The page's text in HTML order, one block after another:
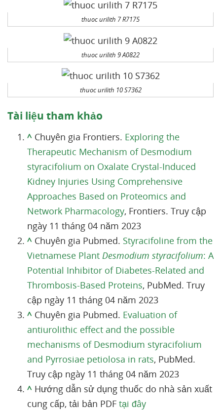
thuoc urilith 7 R7175
thuoc urilith 9 A0822
thuoc urilith 10 S7362
Tài liệu tham khảo
^ Chuyên gia Frontiers. Exploring the
Therapeutic Mechanism of Desmodium
styracifolium on Oxalate Crystal-Induced
Kidney Injuries Using Comprehensive
Approaches Based on Proteomics and
Network Pharmacology, Frontiers. Truy cập
ngày 11 tháng 04 năm 2023
^ Chuyên gia Pubmed. Styracifoline from the
Vietnamese Plant Desmodium styracifolium: A
Potential Inhibitor of Diabetes-Related and
Thrombosis-Based Proteins, PubMed. Truy
cập ngày 11 tháng 04 năm 2023
^ Chuyên gia Pubmed. Evaluation of
antiurolithic effect and the possible
mechanisms of Desmodium styracifolium
and Pyrrosiae petiolosa in rats, PubMed.
Truy cập ngày 11 tháng 04 năm 2023
^ Hướng dẫn sử dụng thuốc do nhà sản xuất
cung cấp, tải bản PDF tại đây